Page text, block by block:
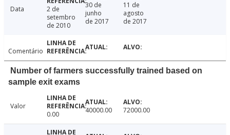
Data
2 de
setembro
de 2010
30 de
junho
de 2017
11 de
agosto
de 2017
Comentário
Number of farmers successfully trained based on
sample exit exams
Valor
0.00
40000.00 72000.00